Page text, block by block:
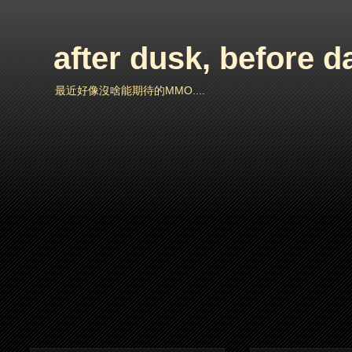
after dusk, before
最近好像沒啥能期待的MMO....